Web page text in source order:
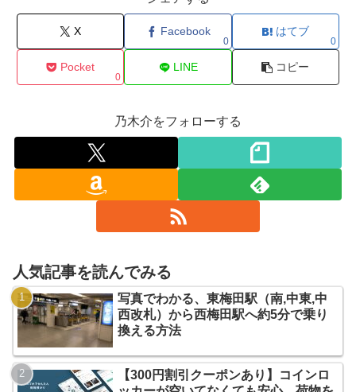
X Facebook
0
はてブ
0
Pocket
0
LINE コピー
乃木介をフォローする
人気記事を読んでみる
写真でわかる、東梅田駅（南,中東,中
西改札）から西梅田駅へ約5分で乗り
換える方法
【300円割引クーポンあり】コインロ